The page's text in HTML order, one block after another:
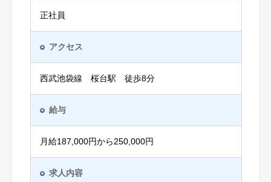
正社員
アクセス
西武池袋線 桜台駅 徒歩8分
給与
月給187,000円から250,000円
求人内容